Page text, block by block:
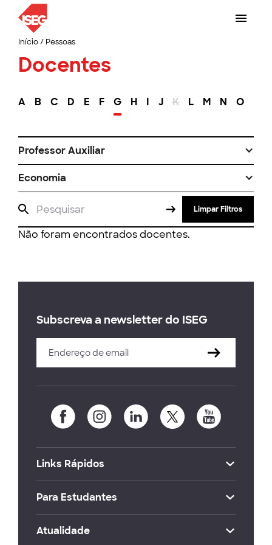
Início/ Pessoas
Docentes
A B C D E F G H I J K L M N O
Professor Auxiliar
Economia
Limpar Filtros
Não foram encontrados docentes.
Subscreva a newsletter do ISEG
Links Rápidos
Para Estudantes
Atualidade